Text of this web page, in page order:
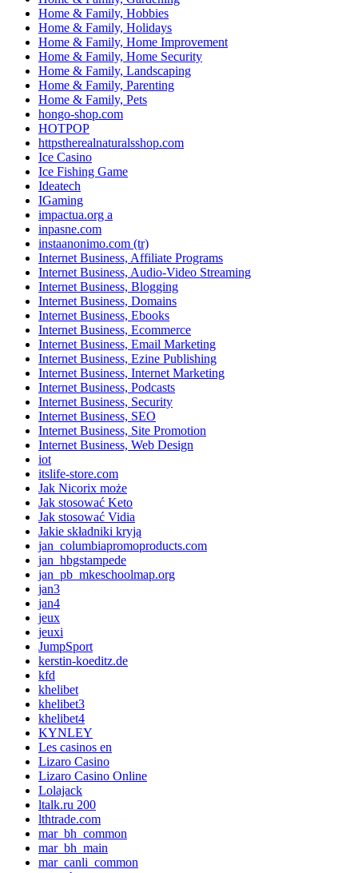
Home & Family, Hobbies
Home & Family, Holidays
Home & Family, Home Improvement
Home & Family, Home Security
Home & Family, Landscaping
Home & Family, Parenting
Home & Family, Pets
hongo-shop.com
HOTPOP
httpstherealnaturalsshop.com
Ice Casino
Ice Fishing Game
Ideatech
IGaming
impactua.org a
inpasne.com
instaanonimo.com (tr)
Internet Business, Affiliate Programs
Internet Business, Audio-Video Streaming
Internet Business, Blogging
Internet Business, Domains
Internet Business, Ebooks
Internet Business, Ecommerce
Internet Business, Email Marketing
Internet Business, Ezine Publishing
Internet Business, Internet Marketing
Internet Business, Podcasts
Internet Business, Security
Internet Business, SEO
Internet Business, Site Promotion
Internet Business, Web Design
iot
itslife-store.com
Jak Nicorix może
Jak stosować Keto
Jak stosować Vidia
Jakie składniki kryją
jan_columbiapromoproducts.com
jan_hbgstampede
jan_pb_mkeschoolmap.org
jan3
jan4
jeux
jeuxi
JumpSport
kerstin-koeditz.de
kfd
khelibet
khelibet3
khelibet4
KYNLEY
Les casinos en
Lizaro Casino
Lizaro Casino Online
Lolajack
ltalk.ru 200
lthtrade.com
mar_bh_common
mar_bh_main
mar_canli_common